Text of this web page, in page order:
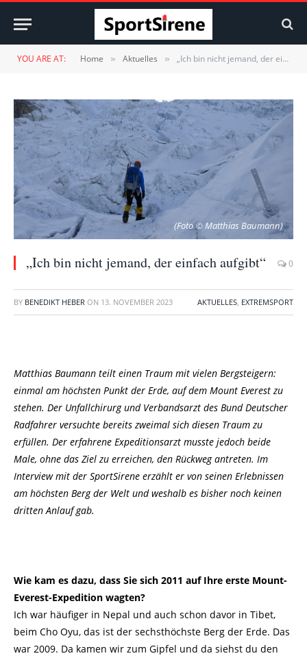
YOU ARE AT: Home » Aktuelles » „Ich bin nicht jemand, der einfach aufgibt“
(Foto © Matthias Baumann)
„Ich bin nicht jemand, der einfach aufgibt“ 0
BY BENEDIKT HEBER ON 13. NOVEMBER 2023 AKTUELLES, EXTREMSPORT
Matthias Baumann teilt einen Traum mit vielen Bergsteigern:
einmal am höchsten Punkt der Erde, auf dem Mount Everest zu
stehen. Der Unfallchirurg und Verbandsarzt des Bund Deutscher
Radfahrer versuchte bereits zweimal sich diesen Traum zu
erfüllen. Der erfahrene Expeditionsarzt musste jedoch beide
Male, ohne das Ziel zu erreichen, den Rückweg antreten. Im
Interview mit der SportSirene erzählt er von seinen Erlebnissen
am höchsten Berg der Welt und weshalb es bisher noch keinen
dritten Anlauf gab.
Wie kam es dazu, dass Sie sich 2011 auf Ihre erste Mount-
Everest-Expedition wagten?
Ich war häufiger in Nepal und auch schon davor in Tibet,
beim Cho Oyu, das ist der sechsthöchste Berg der Erde. Das
war 2009. Da kamen wir zum Gipfel und da siehst du den